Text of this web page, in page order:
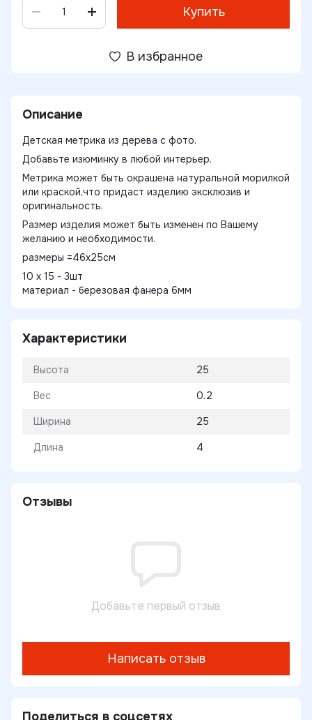
Купить
В избранное
Описание
Детская метрика из дерева с фото.
Добавьте изюминку в любой интерьер.
Метрика может быть окрашена натуральной морилкой
или краской,что придаст изделию эксклюзив и
оригинальность.
Размер изделия может быть изменен по Вашему
желанию и необходимости.
размеры =46х25см
10 х 15 - 3шт
материал - березовая фанера 6мм
Характеристики
Высота 25
Вес 0.2
Ширина 25
Длина 4
Отзывы
Добавьте первый отзыв
Написать отзыв
Поделиться в соцсетях